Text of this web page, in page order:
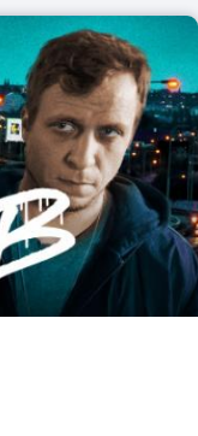
nejen v Muzeu
v Muzeu
bude
po svém.
– surová
památky
v 10:00 s